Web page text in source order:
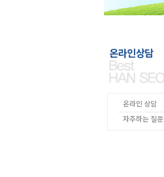
온라인상담
온라인 상담
자주하는 질문